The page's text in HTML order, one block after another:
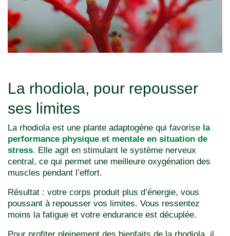
La rhodiola, pour repousser
ses limites
La rhodiola est une plante adaptogène qui favorise la
performance physique et mentale en situation de
stress. Elle agit en stimulant le système nerveux
central, ce qui permet une meilleure oxygénation des
muscles pendant l’effort.
Résultat : votre corps produit plus d’énergie, vous
poussant à repousser vos limites. Vous ressentez
moins la fatigue et votre endurance est décuplée.